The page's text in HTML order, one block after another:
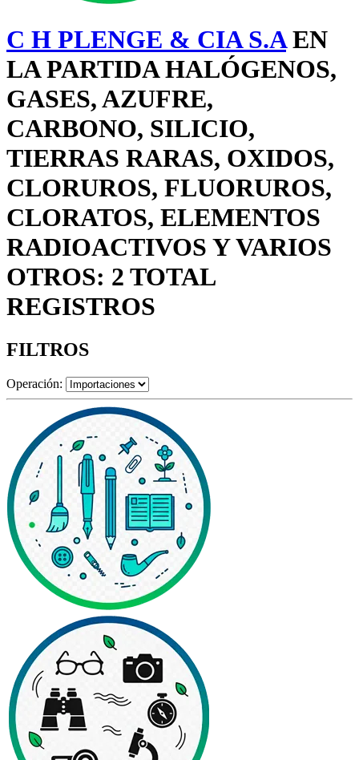
C H PLENGE & CIA S.AEN
LA PARTIDA HALÓGENOS,
GASES, AZUFRE,
CARBONO, SILICIO,
TIERRAS RARAS, OXIDOS,
CLORUROS, FLUORUROS,
CLORATOS, ELEMENTOS
RADIOACTIVOS Y VARIOS
OTROS: 2 TOTAL
REGISTROS
FILTROS
Operación: